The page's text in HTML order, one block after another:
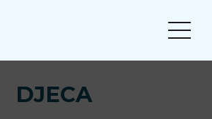
DJECA